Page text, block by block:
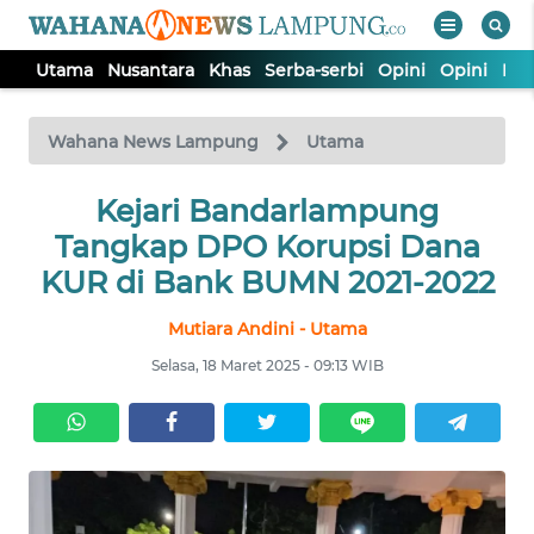
Utama Nusantara Khas Serba-serbi Opini Opini
Wahana News Lampung Utama
Kejari Bandarlampung
Tangkap DPO Korupsi Dana
KUR di Bank BUMN 2021-2022
Mutiara Andini - Utama
Selasa, 18 Maret 2025 - 09:13 WIB
TV
Tutup
NUSANTARA
SERBA-
SERBI
OPINI